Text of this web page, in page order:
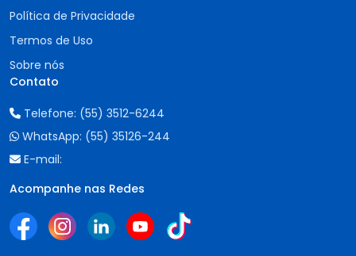
Política de Privacidade
Termos de Uso
Sobre nós
Contato
Telefone: (55) 3512-6244
WhatsApp: (55) 35126-244
E-mail:
Acompanhe nas Redes